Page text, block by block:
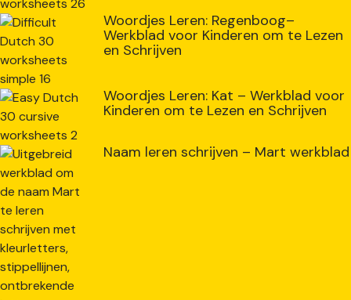
Woordjes Leren: Regenboog–
Werkblad voor Kinderen om te Lezen
en Schrijven
Woordjes Leren: Kat – Werkblad voor
Kinderen om te Lezen en Schrijven
Naam leren schrijven – Mart werkblad